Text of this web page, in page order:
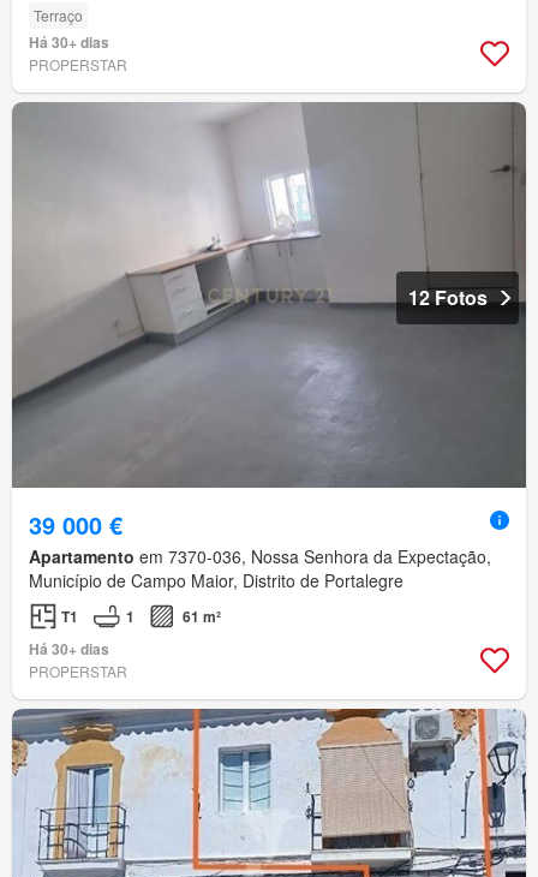
Terraço
Há 30+ dias
PROPERSTAR
12 Fotos
39 000 €
Apartamento em 7370-036, Nossa Senhora da Expectação,
Município de Campo Maior, Distrito de Portalegre
T1 1
61 m²
Há 30+ dias
PROPERSTAR